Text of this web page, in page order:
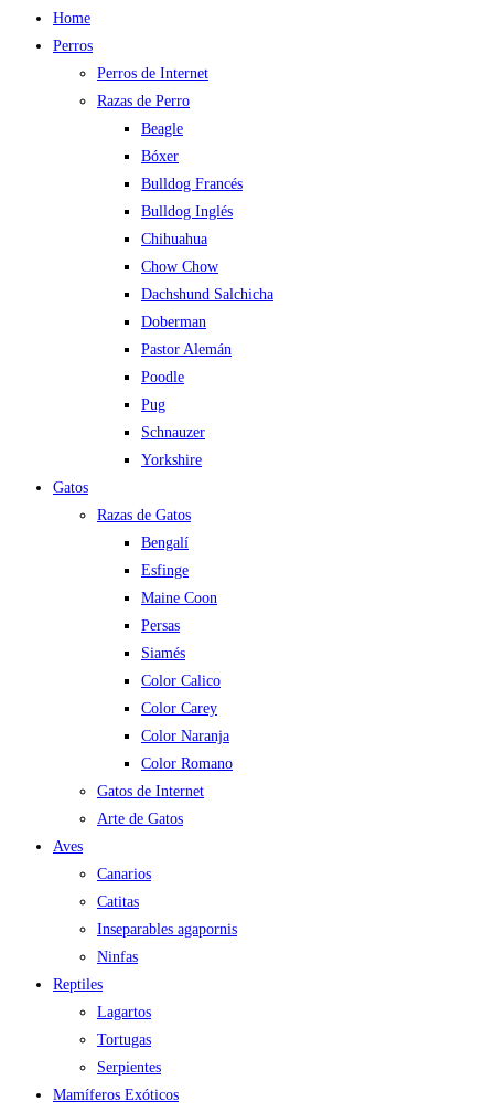
Home
Perros
Perros de Internet
Razas de Perro
Beagle
Bóxer
Bulldog Francés
Bulldog Inglés
Chihuahua
Chow Chow
Dachshund Salchicha
Doberman
Pastor Alemán
Poodle
Pug
Schnauzer
Yorkshire
Gatos
Razas de Gatos
Bengalí
Esfinge
Maine Coon
Persas
Siamés
Color Calico
Color Carey
Color Naranja
Color Romano
Gatos de Internet
Arte de Gatos
Aves
Canarios
Catitas
Inseparables agapornis
Ninfas
Reptiles
Lagartos
Tortugas
Serpientes
Mamíferos Exóticos